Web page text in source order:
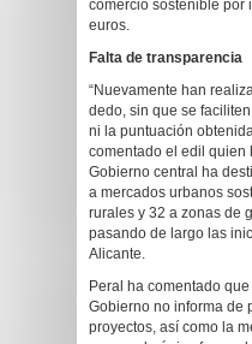
comercio sostenible por
euros.
Falta de transparencia
“Nuevamente han
dedo, sin que se
ni la puntuación
comentado el edil quien
Gobierno central ha
a mercados urbanos
rurales y 32 a zonas de
pasando de largo las
Alicante.
Peral ha comentado
Gobierno no informa de
proyectos, así como la